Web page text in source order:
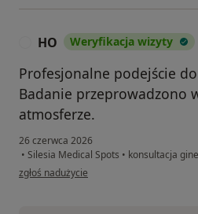
HO Weryfikacja wizyty
Profesjonalne podejście
Badanie przeprowadzono
atmosferze.
26 czerwca 2026
• Silesia Medical Spots • konsultacja
w opinii użytkownika HO
zgłoś nadużycie